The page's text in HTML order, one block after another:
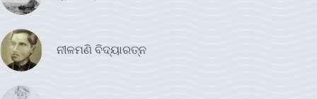
ନୀଳମଣି ବିଦ୍ୟାରତ୍ନ